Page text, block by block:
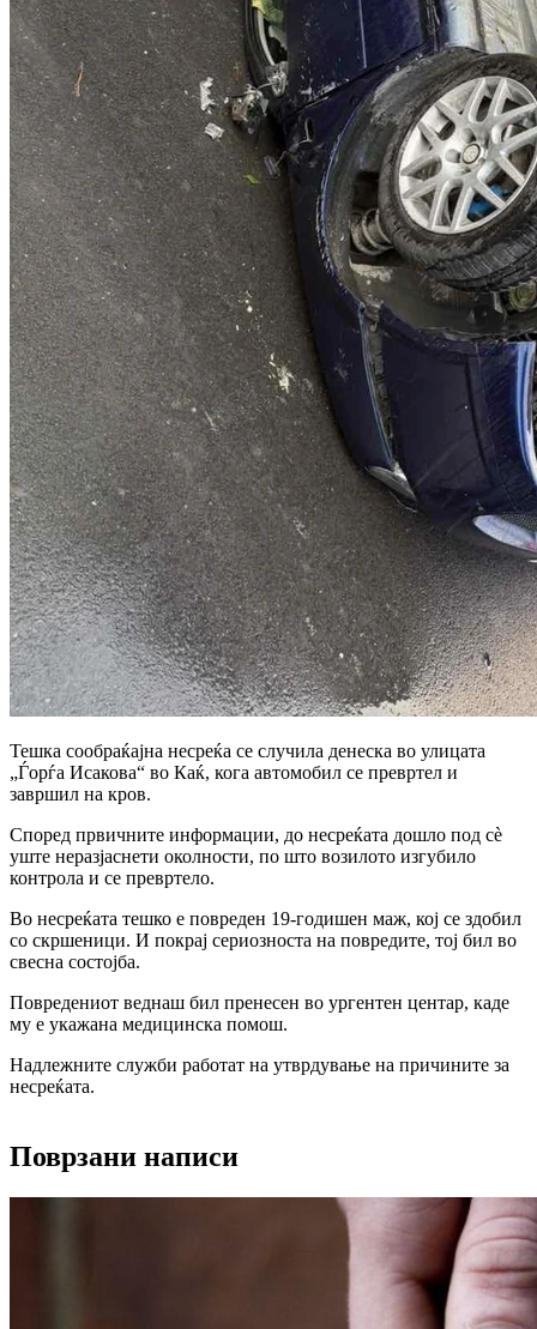
Тешка сообраќајна несреќа се случила денеска во улицата
„Ѓорѓа Исакова“ во Каќ, кога автомобил се превртел и
завршил на кров.
Според првичните информации, до несреќата дошло под сè
уште неразјаснети околности, по што возилото изгубило
контрола и се превртело.
Во несреќата тешко е повреден 19-годишен маж, кој се здобил
со скршеници. И покрај сериозноста на повредите, тој бил во
свесна состојба.
Повредениот веднаш бил пренесен во ургентен центар, каде
му е укажана медицинска помош.
Надлежните служби работат на утврдување на причините за
несреќата.
Поврзани написи